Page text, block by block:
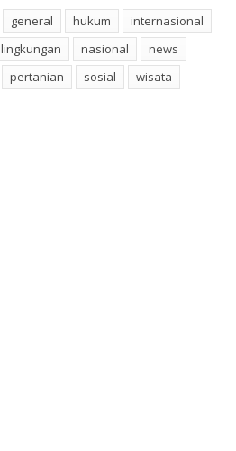
general hukum
internasional
lingkungan nasional
news
pertanian sosial wisata